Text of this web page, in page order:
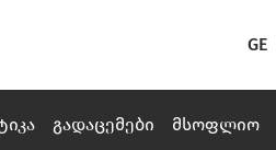
GE
გადაცემები მსოფლიო